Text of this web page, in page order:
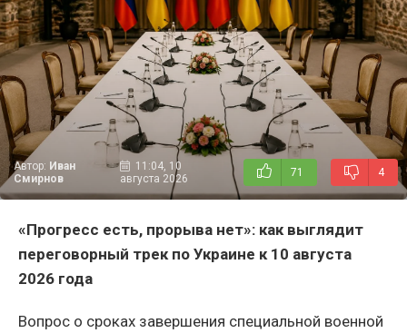
Автор: Иван
Смирнов
11:04, 10
августа 2026
71 4
«Прогресс есть, прорыва нет»: как выглядит
переговорный трек по Украине к 10 августа
2026 года
Вопрос о сроках завершения специальной военной